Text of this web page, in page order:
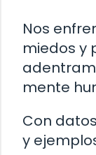
Nos
miedos y
mente
Con
y